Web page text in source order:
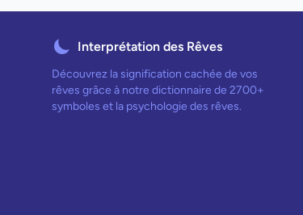
Interprétation des Rêves
Découvrez la signification cachée de vos
rêves grâce à notre dictionnaire de 2700+
symboles et la psychologie des rêves.